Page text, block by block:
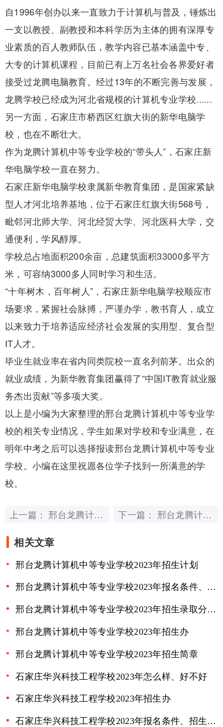
自1996年创办以来一直致力于计算机与普及，锤炼出
一支以教授、副教授和本科学历为主体的拥有深厚专
业素质的百人教师队伍，教学内容已基本涵盖中专、
大专的计算机课程，目前已有上万名社会各界爱好者
接受过龙腾电脑教育。经过13年的不断完善与发展，
龙腾学校已经成为河北省规模的计算机专业学校......
另一方面，石家庄市桥西区红旗大街的新华电脑学
校，也在不断壮大。
作为龙腾计算机中等专业学校的“带头人”，石家庄新
华电脑学校一直在努力。
石家庄新华电脑学校隶属新华教育集团，是国家紧缺
型人才河北培养基地，位于石家庄红旗大街568号，
毗邻河北师大学、河北经贸大学、河北医科大学，交
通便利，学风醇厚。
学校总占地面积200余亩，总建筑面积33000多平方
米，可容纳3000多人同时学习和生活。
“十年树木，百年树人”，石家庄新华电脑学校顺应市
场要求，紧握社会脉搏，严谨办学，教书育人，成立
以来致力于培养适应经济社会发展的实用型、复合型
IT人才。
毕业生就业率在省内同类院校一直名列前茅。出众的
就业成绩，为新华教育集团赢得了“中国IT教育就业服
务杰出贡献”等多项大奖。
以上是小编为大家整理的邢台龙腾计算机中等专业学
校的相关专业情况，学生如果对学校和专业满意，在
明年中考之后可以选择报读邢台龙腾计算机中等专业
学校。小编在这里祝愿各位学子找到一所满意的学
校。
上一篇：邢台龙腾计算机中等专业学校2023年学费、收费多少 下一篇： 邢台龙腾计算机中等专业学校2023年招生计划
相关文章
邢台龙腾计算机中等专业学校2023年招生计划
邢台龙腾计算机中等专业学校2023年报名条件、招生要求、招生对象
邢台龙腾计算机中等专业学校2023年招生录取分数线
邢台龙腾计算机中等专业学校2023年招生办
邢台龙腾计算机中等专业学校2023年招生简章
石家庄华兴科技工程学校2023年怎么样、好不好
石家庄华兴科技工程学校2023年招生办
石家庄华兴科技工程学校2023年报名条件、招生要求、招生对象